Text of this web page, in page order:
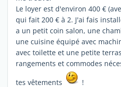
Le loyer est d'environ 400 €
qui fait 200 € à 2. J'ai fais
a un petit coin salon, une
une cuisine équipé avec
avec toilette et une petite
rangements et commodes
tes vêtements
!